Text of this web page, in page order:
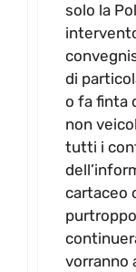
solo la
di
o fa finta
non
tutti i
cartaceo
vorranno